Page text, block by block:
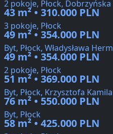
2 pokoje, Płock, Dobrzyńska
43 m² • 310.000 PLN
3 pokoje, Płock
49 m² • 354.000 PLN
Byt, Płock, Władysława
49 m² • 354.000 PLN
2 pokoje, Płock
51 m² • 369.000 PLN
Byt, Płock, Krzysztofa
76 m² • 550.000 PLN
Byt, Płock
58 m² • 425.000 PLN